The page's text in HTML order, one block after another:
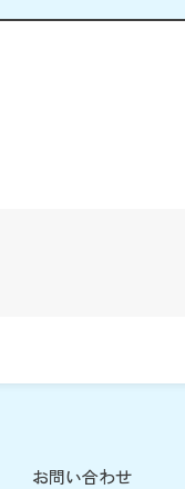
お問い合わせ